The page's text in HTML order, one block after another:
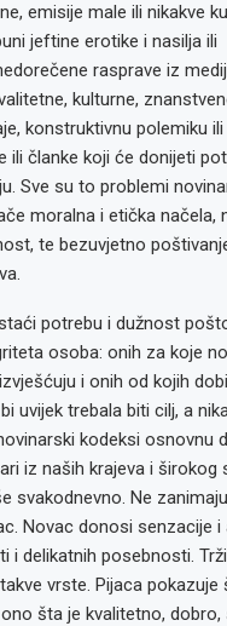
emisije male ili nikakve
jeftine erotike i nasilja ili
rasprave iz
kulturne,
konstruktivnu polemiku ili
ili članke koji će donijeti
Sve su to problemi
moralna i etička načela,
te bezuvjetno
potrebu i dužnost
osoba: onih za koje
i onih od kojih
uvijek trebala biti cilj, a
kodeksi osnovnu
iz naših krajeva i širokog
svakodnevno. Ne
Novac donosi senzacije i
i delikatnih posebnosti.
vrste. Pijaca pokazuje
šta je kvalitetno, dobro,